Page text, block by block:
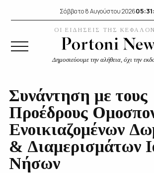
Σάββατο 8 Αυγούστου 2026
ΟΙ ΕΙΔΗΣΕΙΣ ΤΗΣ
Δημοσιεύουμε την αλήθεια, όχι την
Συνάντηση με τους
Προέδρους
Ενοικιαζομένων
& Διαμερισμάτων
Νήσων